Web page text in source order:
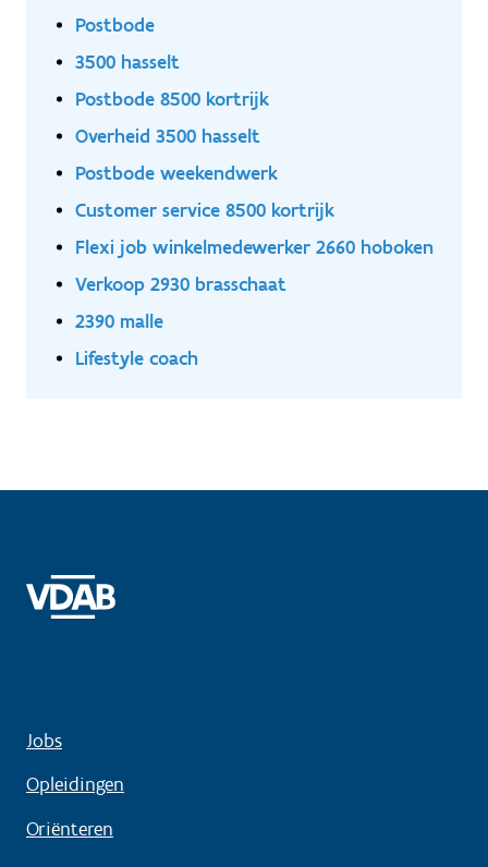
Postbode
3500 hasselt
Postbode 8500 kortrijk
Overheid 3500 hasselt
Postbode weekendwerk
Customer service 8500 kortrijk
Flexi job winkelmedewerker 2660 hoboken
Verkoop 2930 brasschaat
2390 malle
Lifestyle coach
Jobs
Opleidingen
Oriënteren